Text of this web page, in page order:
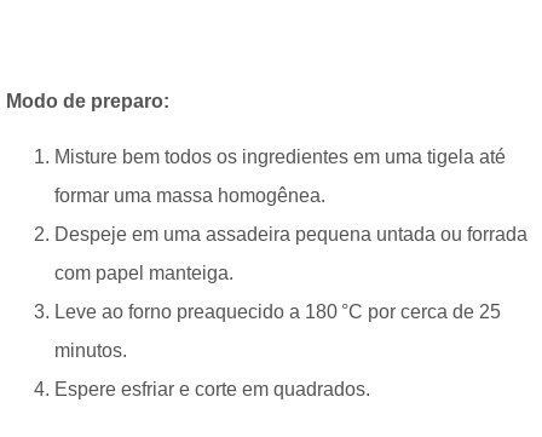
Modo de preparo:
Misture bem todos os ingredientes em uma tigela até
formar uma massa homogênea.
Despeje em uma assadeira pequena untada ou forrada
com papel manteiga.
Leve ao forno preaquecido a 180 °C por cerca de 25
minutos.
Espere esfriar e corte em quadrados.